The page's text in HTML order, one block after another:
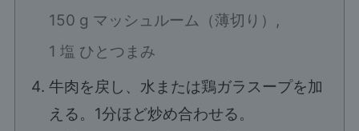
150 g マッシュルーム（薄切り）,
1 塩 ひとつまみ
牛肉を戻し、水または鶏ガラスープを加
える。1分ほど炒め合わせる。